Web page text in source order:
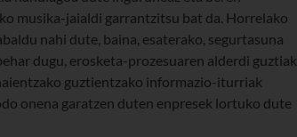
musika-jaialdi garrantzitsu bat da. Horrelako
nahi dute, baina, esaterako, segurtasuna
dugu, erosketa-prozesuaren alderdi guztiak
guztientzako informazio-iturriak
onena garatzen duten enpresek lortuko dute